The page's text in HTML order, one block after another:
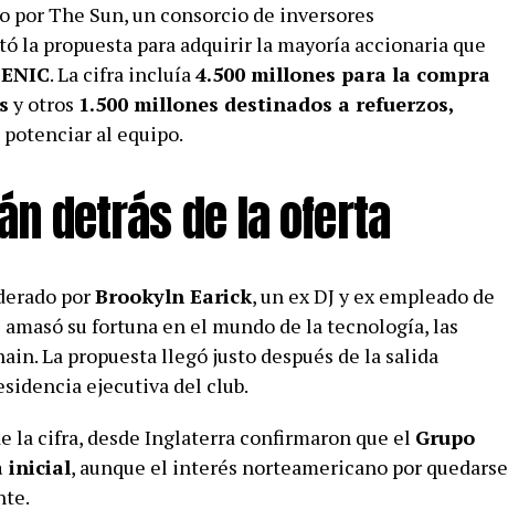
por The Sun, un consorcio de inversores
la propuesta para adquirir la mayoría accionaria que
. La cifra incluía4.500 millones para la compra
y otros 1.500 millones destinados a refuerzos,
potenciar al equipo.
detrás de la oferta
porBrookyln Earick, un ex DJ y ex empleado de
amasó su fortuna en el mundo de la tecnología, las
La propuesta llegó justo después de la salida
ejecutiva del club.
la cifra, desde Inglaterra confirmaron que el Grupo
inicial, aunque el interés norteamericano por quedarse